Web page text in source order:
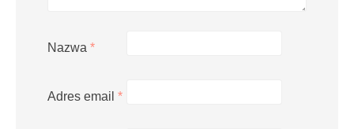
Nazwa *
Adres email *